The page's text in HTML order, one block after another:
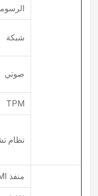
الرسومات
شبكة
صوتي
TPM
نظام تشغيل
منفذ HDMI